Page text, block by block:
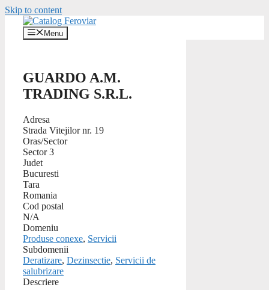
Skip to content
Menu
GUARDO A.M.
TRADING S.R.L.
Adresa
Strada Vitejilor nr. 19
Oras/Sector
Sector 3
Judet
Bucuresti
Tara
Romania
Cod postal
N/A
Domeniu
Produse conexe, Servicii
Subdomenii
Deratizare, Dezinsectie, Servicii de
salubrizare
Descriere